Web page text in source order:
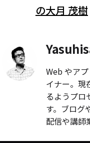
の大月 茂樹
Web やア
イナー。現
るようプロ
す。ブログ
配信や講師